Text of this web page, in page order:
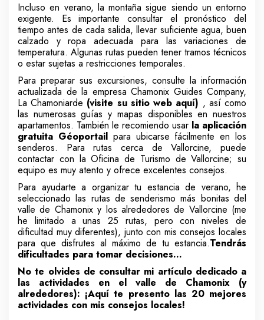
Incluso en verano, la montaña sigue siendo un entorno
exigente. Es importante consultar el pronóstico del
tiempo antes de cada salida, llevar suficiente agua, buen
calzado y ropa adecuada para las variaciones de
temperatura. Algunas rutas pueden tener tramos técnicos
o estar sujetas a restricciones temporales.
Para preparar sus excursiones, consulte la información
actualizada de la empresa Chamonix Guides Company,
La Chamoniarde (visite su sitio web aquí) , así como
las numerosas guías y mapas disponibles en nuestros
apartamentos. También le recomiendo usar la aplicación
gratuita Géoportailpara ubicarse fácilmente en los
senderos. Para rutas cerca de Vallorcine, puede
contactar con la Oficina de Turismo de Vallorcine; su
equipo es muy atento y ofrece excelentes consejos.
Para ayudarte a organizar tu estancia de verano, he
seleccionado las rutas de senderismo más bonitas del
valle de Chamonix y los alrededores de Vallorcine (me
he limitado a unas 25 rutas, pero con niveles de
dificultad muy diferentes), junto con mis consejos locales
para que disfrutes al máximo de tu estancia.Tendrás
dificultades para tomar decisiones...
No te olvides de consultar mi artículo dedicado a
las actividades en el valle de Chamonix (y
alrededores): ¡Aquí te presento las 20 mejores
actividades con mis consejos locales!